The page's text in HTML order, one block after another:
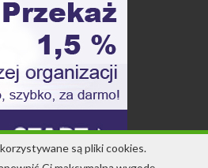
są pliki cookies.